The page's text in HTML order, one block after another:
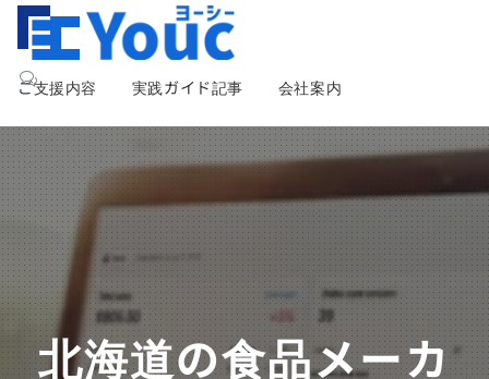
ご支援内容 実践ガイド記事 会社案内
北海道の食品メーカ